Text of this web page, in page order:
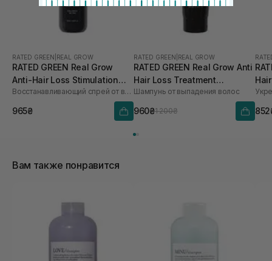
RATED GREEN REAL GROW
RATED GREEN Real Grow
Anti-Hair Loss Stimulation
Scalp Spray 120 мл
Восстанавливающий спрей от выпадения волос
965₴
RATED GREEN REAL GROW
RATED GREEN Real Grow Anti
Hair Loss Treatment
Shampoo 200 мл
Шампунь от выпадения волос
960₴1 200₴
Вам также понравится